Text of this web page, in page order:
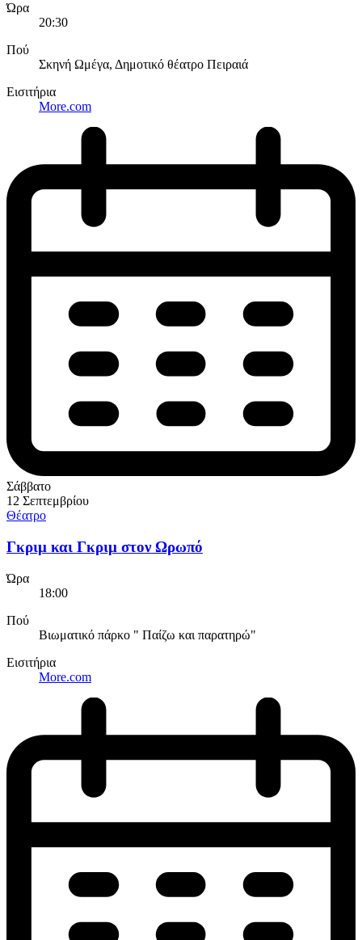
Ώρα
20:30
Πού
Σκηνή Ωμέγα, Δημοτικό θέατρο Πειραιά
Εισιτήρια
More.com
Σάββατο
12 Σεπτεμβρίου
Θέατρο
Γκριμ και Γκριμ στον Ωρωπό
Ώρα
18:00
Πού
Βιωματικό πάρκο " Παίζω και παρατηρώ"
Εισιτήρια
More.com